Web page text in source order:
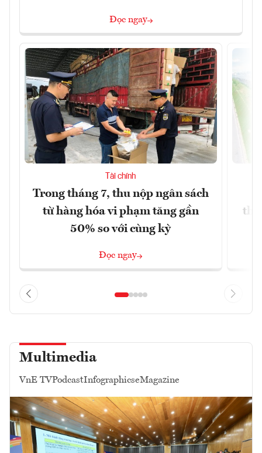
Đọc ngay
Tài chính
Trong tháng 7, thu nộp ngân sách
từ hàng hóa vi phạm tăng gần
50% so với cùng kỳ
Đọc ngay
Multimedia
VnE TVPodcastInfographicseMagazine